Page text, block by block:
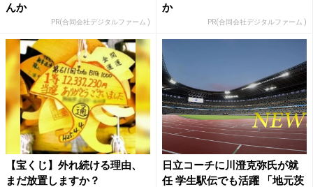
んか
PR(合同会社デジタルファーム )
か
PR(合同会社デジタルファーム )
【宝くじ】外れ続ける理由、
まだ放置しますか？
日立コーチに川澄克弥氏が就
任 学生駅伝でも活躍 「地元茨